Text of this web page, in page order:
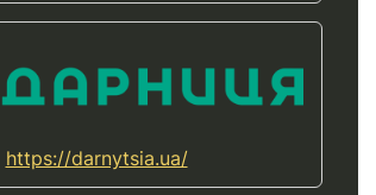
https://darnytsia.ua/